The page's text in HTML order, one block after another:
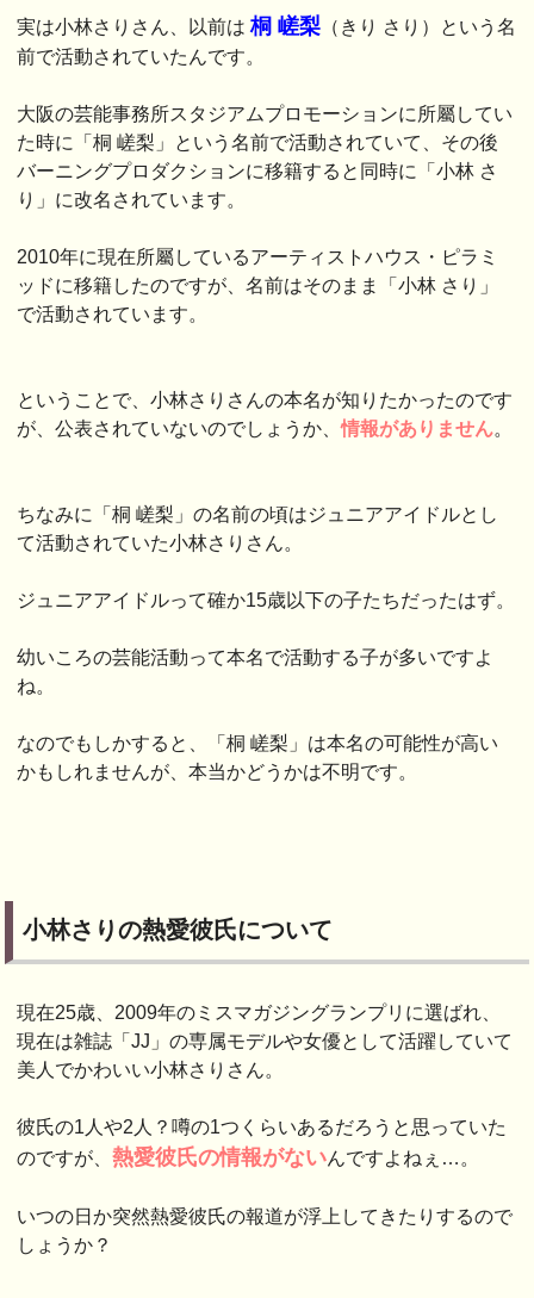
実は小林さりさん、以前は桐 嵯梨 （きり さり）という名
前で活動されていたんです。
大阪の芸能事務所スタジアムプロモーションに所屬してい
た時に「桐 嵯梨」という名前で活動されていて、その後
バーニングプロダクションに移籍すると同時に「小林 さ
り」に改名されています。
2010年に現在所屬しているアーティストハウス・ピラミ
ッドに移籍したのですが、名前はそのまま「小林 さり」
で活動されています。
ということで、小林さりさんの本名が知りたかったのです
が、公表されていないのでしょうか、情報がありません。
ちなみに「桐 嵯梨」の名前の頃はジュニアアイドルとし
て活動されていた小林さりさん。
ジュニアアイドルって確か15歳以下の子たちだったはず。
幼いころの芸能活動って本名で活動する子が多いですよ
ね。
なのでもしかすると、「桐 嵯梨」は本名の可能性が高い
かもしれませんが、本当かどうかは不明です。
小林さりの熱愛彼氏について
現在25歳、2009年のミスマガジングランプリに選ばれ、
現在は雑誌「JJ」の専属モデルや女優として活躍していて
美人でかわいい小林さりさん。
彼氏の1人や2人？噂の1つくらいあるだろうと思っていた
のですが、熱愛彼氏の情報がないんですよねぇ…。
いつの日か突然熱愛彼氏の報道が浮上してきたりするので
しょうか？